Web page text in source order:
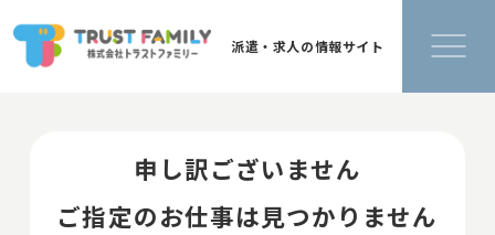
派遣・求人の情報サイト
申し訳ございません
ご指定のお仕事は見つかりません